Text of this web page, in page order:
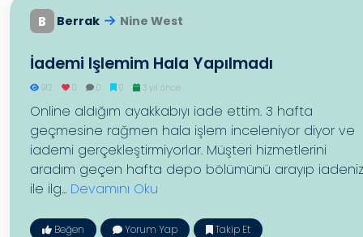
B Berrak Nine West
İademi Işlemim Hala Yapılmadı
912 0 0 0 3 yıl önce
Online aldığım ayakkabıyı iade ettim. 3 hafta
geçmesine rağmen hala işlem inceleniyor diyor ve
iademi gerçekleştirmiyorlar. Müşteri hizmetlerini
aradım geçen hafta depo bölümünü arayıp iadeniz
ile ilg... Devamını Oku
Beğen Yorum Yap Takip Et